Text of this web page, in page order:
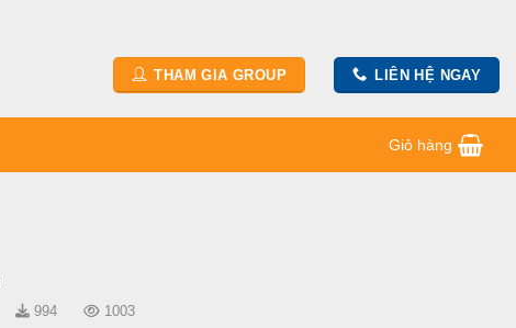
THAM GIA GROUP LIÊN HỆ NGAY
Giỏ hàng
994 1003